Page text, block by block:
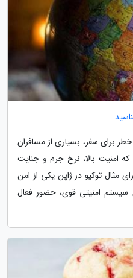
سفر، بسیاری از مسافران
که امنیت بالا، نرخ جرم و جنایت
مثال توکیو در ژاپن یکی از امن
سیستم امنیتی قوی، حضور فعال